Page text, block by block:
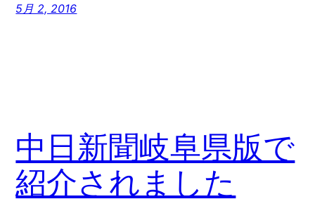
5月 2, 2016
中日新聞岐阜県版で
紹介されました